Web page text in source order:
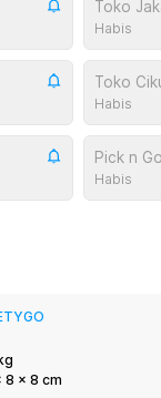
Toko
Habis
Toko
Habis
Pick n
Habis
8 x 8 cm